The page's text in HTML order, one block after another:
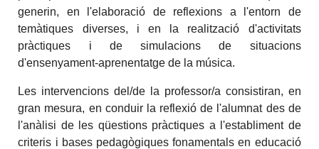
generin, en l'elaboració de reflexions a l'entorn de
temàtiques diverses, i en la realització d'activitats
pràctiques i de simulacions de situacions
d'ensenyament-aprenentatge de la música.
Les intervencions del/de la professor/a consistiran, en
gran mesura, en conduir la reflexió de l'alumnat des de
l'anàlisi de les qüestions pràctiques a l'establiment de
criteris i bases pedagògiques fonamentals en educació